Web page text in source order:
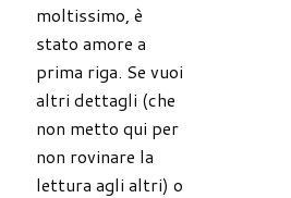
moltissimo, è
stato amore a
prima riga. Se vuoi
altri dettagli (che
non metto qui per
non rovinare la
lettura agli altri) o